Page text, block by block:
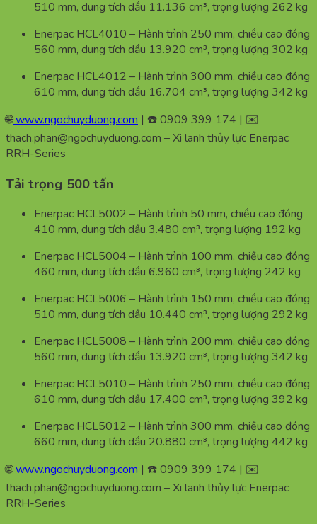
510 mm, dung tích dầu 11.136 cm³, trọng lượng 262 kg
Enerpac HCL4010 – Hành trình 250 mm, chiều cao đóng
560 mm, dung tích dầu 13.920 cm³, trọng lượng 302 kg
Enerpac HCL4012 – Hành trình 300 mm, chiều cao đóng
610 mm, dung tích dầu 16.704 cm³, trọng lượng 342 kg
🌐www.ngochuyduong.com | ☎️ 0909 399 174 | ✉️
thach.phan@ngochuyduong.com – Xi lanh thủy lực Enerpac
RRH-Series
Tải trọng 500 tấn
Enerpac HCL5002 – Hành trình 50 mm, chiều cao đóng
410 mm, dung tích dầu 3.480 cm³, trọng lượng 192 kg
Enerpac HCL5004 – Hành trình 100 mm, chiều cao đóng
460 mm, dung tích dầu 6.960 cm³, trọng lượng 242 kg
Enerpac HCL5006 – Hành trình 150 mm, chiều cao đóng
510 mm, dung tích dầu 10.440 cm³, trọng lượng 292 kg
Enerpac HCL5008 – Hành trình 200 mm, chiều cao đóng
560 mm, dung tích dầu 13.920 cm³, trọng lượng 342 kg
Enerpac HCL5010 – Hành trình 250 mm, chiều cao đóng
610 mm, dung tích dầu 17.400 cm³, trọng lượng 392 kg
Enerpac HCL5012 – Hành trình 300 mm, chiều cao đóng
660 mm, dung tích dầu 20.880 cm³, trọng lượng 442 kg
🌐www.ngochuyduong.com | ☎️ 0909 399 174 | ✉️
thach.phan@ngochuyduong.com – Xi lanh thủy lực Enerpac
RRH-Series